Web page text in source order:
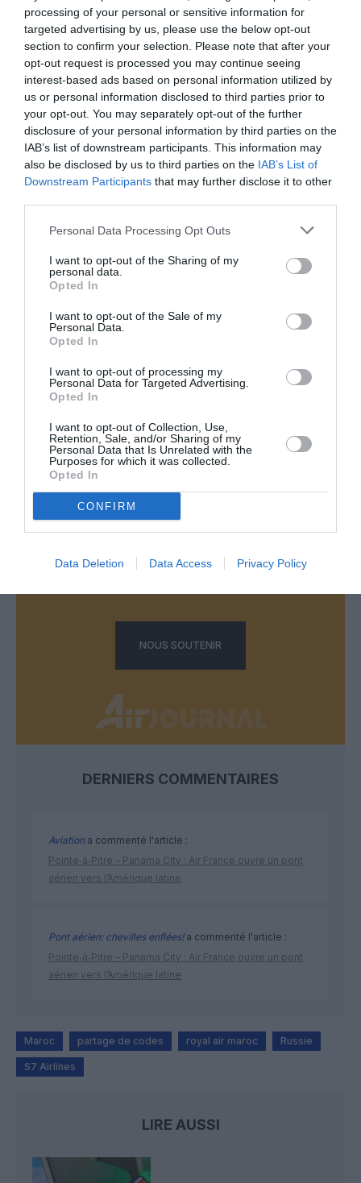
processing of your personal or sensitive information for
targeted advertising by us, please use the below opt-out
section to confirm your selection. Please note that after your
opt-out request is processed you may continue seeing
interest-based ads based on personal information utilized by
us or personal information disclosed to third parties prior to
your opt-out. You may separately opt-out of the further
disclosure of your personal information by third parties on the
IAB’s list of downstream participants. This information may
also be disclosed by us to third parties on the IAB’s List of
Downstream Participants that may further disclose it to other
Personal Data Processing Opt Outs
I want to opt-out of the Sharing of my
personal data.
Opted In
I want to opt-out of the Sale of my
Personal Data.
Opted In
I want to opt-out of processing my
Personal Data for Targeted Advertising.
Opted In
I want to opt-out of Collection, Use,
Retention, Sale, and/or Sharing of my
Personal Data that Is Unrelated with the
Purposes for which it was collected.
Opted In
CONFIRM
Data Deletion Data Access Privacy Policy
opérée en Boeing 737-800”
A partir de l’été le 738 sera remplacé par un nouveau 737
Max, AT n’a pas trop chercher pour baptiser ses 737 Max 8 :
le premier a été nommé CN-MAX le 2e sera reçu en May et
nommé MAY 😀
Le CN-MAX après un petit rodage sur lignes courtes est
présentement a 100% dédié a Lagos sur la ligne LHR-CMN-
LOS, le CN-MAY lui va alterner entre DME et AMM.
http://737-max.blogspot.com/2019/01/royal-air-maroc-cn-
may.html?m=1
LAISSER UN COMMENTAIRE
FAIRE UN DON
Soutenez Air Journal participezà son
NOUS SOUTENIR
DERNIERS COMMENTAIRES
Aviation a commenté l'article :
Pointe‑à‑Pitre – Panama City : Air France ouvre un pont
aérien vers l’Amérique latine
Pont aérien: chevilles enflées!a commenté l'article :
Pointe‑à‑Pitre – Panama City : Air France ouvre un pont
aérien vers l’Amérique latine
Maroc partage de codes royal air maroc Russie
S7 Airlines
LIRE AUSSI